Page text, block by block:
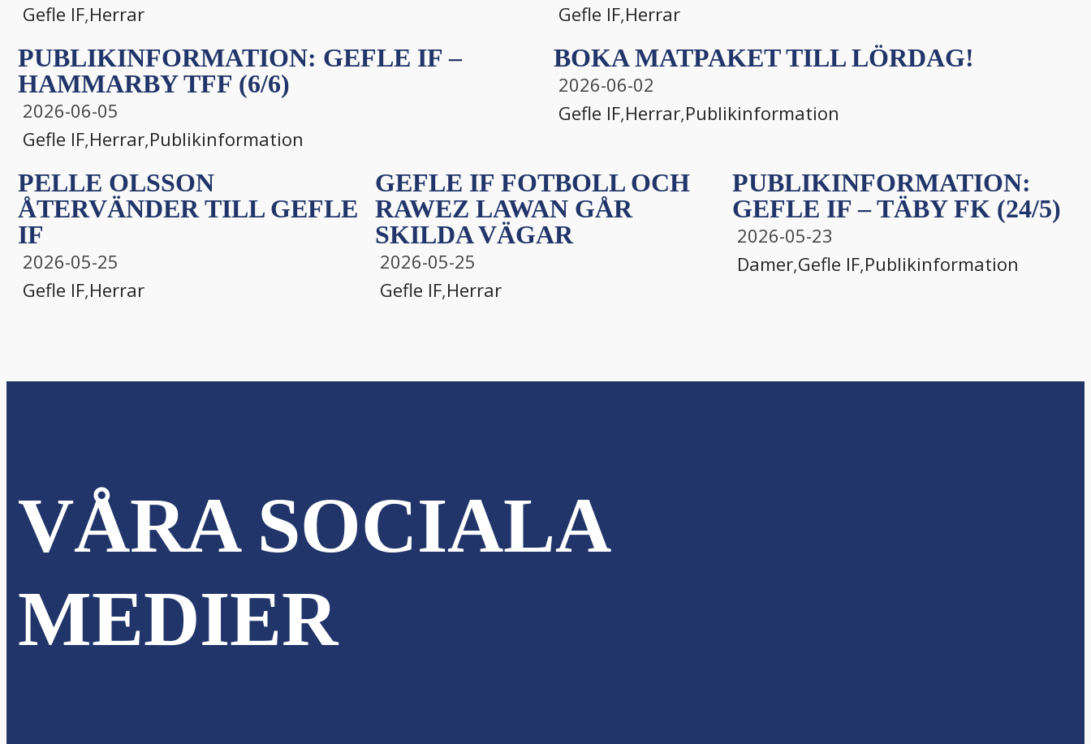
Gefle IF,Herrar
Gefle IF,Herrar
PUBLIKINFORMATION: GEFLE IF –
HAMMARBY TFF (6/6)
2026-06-05
Gefle IF,Herrar,Publikinformation
BOKA MATPAKET TILL LÖRDAG!
2026-06-02
Gefle IF,Herrar,Publikinformation
PELLE OLSSON
ÅTERVÄNDER TILL GEFLE
IF
2026-05-25
Gefle IF,Herrar
GEFLE IF FOTBOLL OCH
RAWEZ LAWAN GÅR
SKILDA VÄGAR
2026-05-25
Gefle IF,Herrar
PUBLIKINFORMATION:
GEFLE IF – TÄBY FK (24/5)
2026-05-23
Damer,Gefle IF,Publikinformation
VÅRA SOCIALA
MEDIER